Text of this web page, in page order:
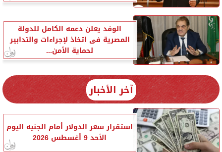
الوفد يعلن دعمه الكامل للدولة
المصرية فى اتخاذ لإجراءات والتدابير
لحماية الأمن...
آخر الأخبار
استقرار سعر الدولار أمام الجنيه اليوم
الأحد 9 أغسطس 2026